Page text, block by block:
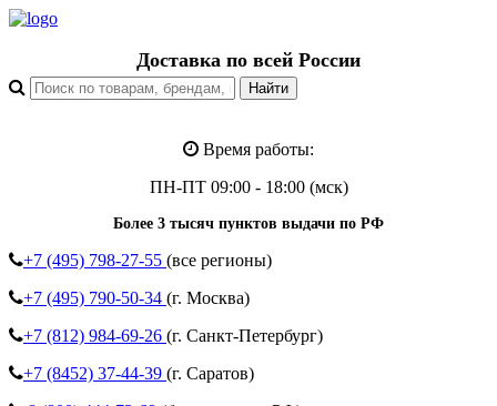
Доставка по всей России
Время работы:
ПН-ПТ 09:00 - 18:00 (мск)
Более 3 тысяч пунктов выдачи по РФ
+7 (495) 798-27-55 (все регионы)
+7 (495) 790-50-34 (г. Москва)
+7 (812) 984-69-26 (г. Санкт-Петербург)
+7 (8452) 37-44-39 (г. Саратов)